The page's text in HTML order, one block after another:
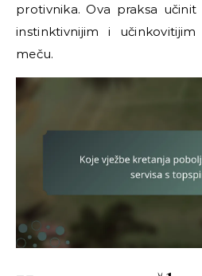
protivnika. Ova praksa učinit
instinktivnijim i
meču.